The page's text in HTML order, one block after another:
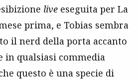
live eseguita per La
prima, e Tobias sembra
il nerd della porta accanto
in qualsiasi commedia
questo è una specie di